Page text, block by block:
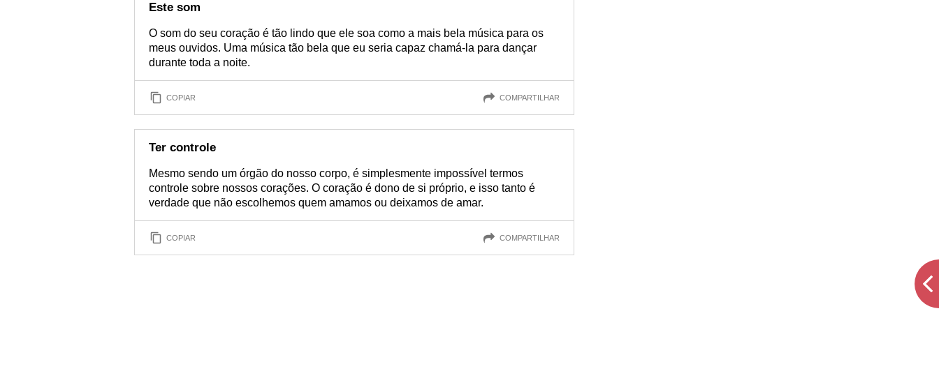
Este som
O som do seu coração é tão lindo que ele soa como a mais bela música para os
meus ouvidos. Uma música tão bela que eu seria capaz chamá-la para dançar
durante toda a noite.
COPIAR COMPARTILHAR
Ter controle
Mesmo sendo um órgão do nosso corpo, é simplesmente impossível termos
controle sobre nossos corações. O coração é dono de si próprio, e isso tanto é
verdade que não escolhemos quem amamos ou deixamos de amar.
COPIAR COMPARTILHAR